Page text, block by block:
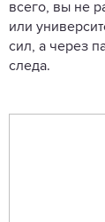
всего, вы не
или
сил, а через
следа.